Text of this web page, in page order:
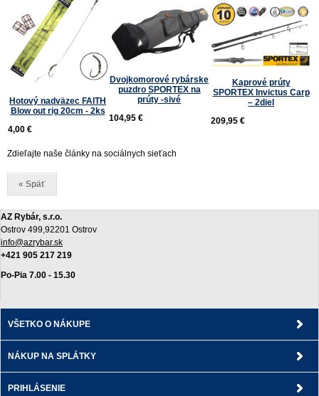
Hotový nadväzec FAITH
Blow out rig 20cm - 2ks
4,00 €
Dvojkomorové rybárske
puzdro SPORTEX na
prúty -sivé
104,95 €
Kaprové prúty
SPORTEX Invictus Carp
– 2diel
209,95 €
Zdieľajte naše články na sociálnych sieťach
« Späť
AZ Rybár, s.r.o.
Ostrov 499,92201 Ostrov
info@azrybar.sk
+421 905 217 219
Po-Pia 7.00 - 15.30
VŠETKO O NÁKUPE
NÁKUP NA SPLÁTKY
PRIHLÁSENIE